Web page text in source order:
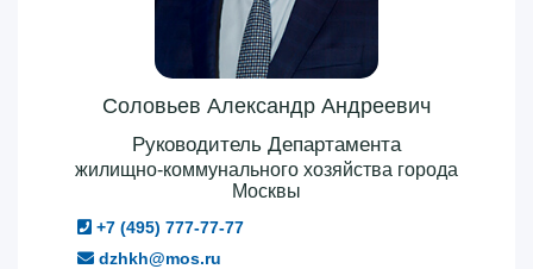
Соловьев Александр Андреевич
Руководитель Департамента
жилищно-коммунального хозяйства города
Москвы
+7 (495) 777-77-77
dzhkh@mos.ru